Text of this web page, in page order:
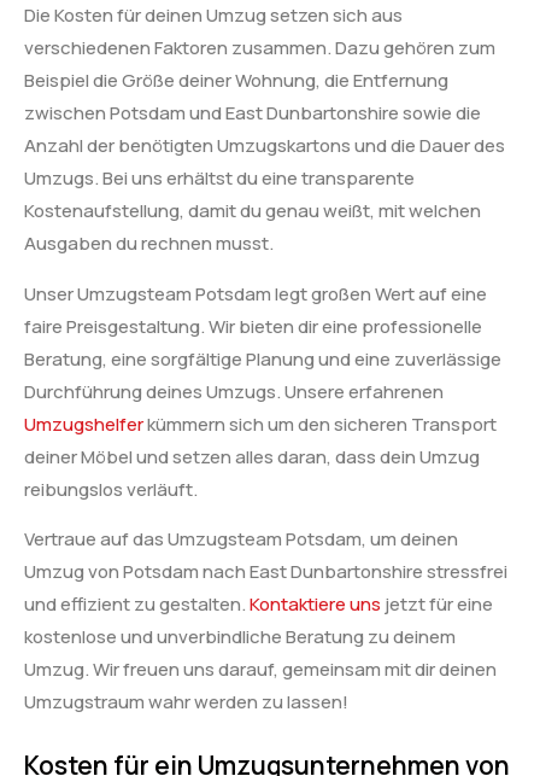
Die Kosten für deinen Umzug setzen sich aus
verschiedenen Faktoren zusammen. Dazu gehören zum
Beispiel die Größe deiner Wohnung, die Entfernung
zwischen Potsdam und East Dunbartonshire sowie die
Anzahl der benötigten Umzugskartons und die Dauer des
Umzugs. Bei uns erhältst du eine transparente
Kostenaufstellung, damit du genau weißt, mit welchen
Ausgaben du rechnen musst.
Unser Umzugsteam Potsdam legt großen Wert auf eine
faire Preisgestaltung. Wir bieten dir eine professionelle
Beratung, eine sorgfältige Planung und eine zuverlässige
Durchführung deines Umzugs. Unsere erfahrenen
Umzugshelferkümmern sich um den sicheren Transport
deiner Möbel und setzen alles daran, dass dein Umzug
reibungslos verläuft.
Vertraue auf das Umzugsteam Potsdam, um deinen
Umzug von Potsdam nach East Dunbartonshire stressfrei
und effizient zu gestalten.Kontaktiere uns jetzt für eine
kostenlose und unverbindliche Beratung zu deinem
Umzug. Wir freuen uns darauf, gemeinsam mit dir deinen
Umzugstraum wahr werden zu lassen!
Kosten für ein Umzugsunternehmen von